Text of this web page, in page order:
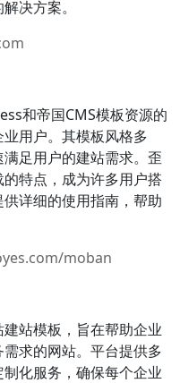
决方案。
和帝国CMS模板资源的
用户。其模板风格多
足用户的建站需求。歪
特点，成为许多用户搭
详细的使用指南，帮助
moban
站模板，旨在帮助企业
求的网站。平台提供多
化服务，确保每个企业